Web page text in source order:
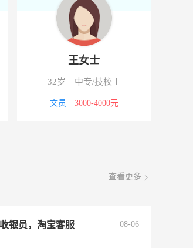
08-06
08-06
08-06
08-06
王女士
32岁 中专/技校
文员 3000-4000元
查看更多
银员，淘宝客服 08-06